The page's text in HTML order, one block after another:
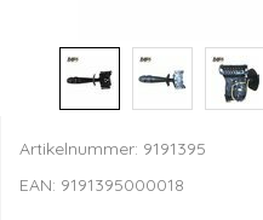
Artikelnummer: 9191395
EAN: 9191395000018